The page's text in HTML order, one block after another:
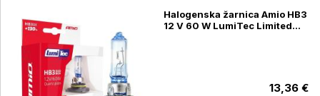
Halogenska žarnica Amio HB3
12 V 60 W LumiTec Limited
13,36 €